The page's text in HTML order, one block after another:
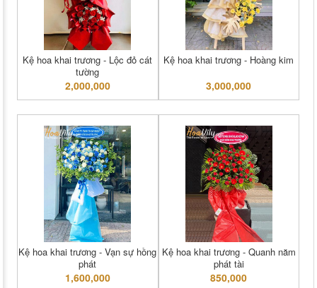
Kệ hoa khai trương - Lộc đỏ cát
tường
2,000,000
Kệ hoa khai trương - Hoàng kim
3,000,000
Kệ hoa khai trương - Vạn sự hồng
phát
1,600,000
Kệ hoa khai trương - Quanh năm
phát tài
850,000